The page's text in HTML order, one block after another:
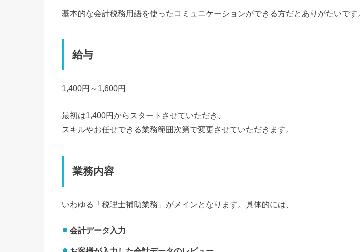
基本的な会計税務用語を使ったコミュニケーションができる方だとありがたいです。
給与
1,400円～1,600円
最初は1,400円からスタートさせていただき、
スキルやお任せできる業務範囲次第で変更させていただきます。
業務内容
いわゆる「税理士補助業務」がメインとなります。具体的には、
会計データ入力